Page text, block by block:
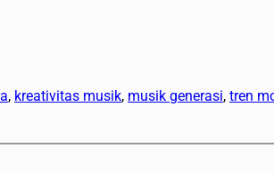
, kreativitas musik, musik generasi, tren